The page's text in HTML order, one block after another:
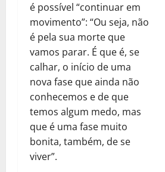
é possível “continuar em
movimento”: “Ou seja, não
é pela sua morte que
vamos parar. É que é, se
calhar, o início de uma
nova fase que ainda não
conhecemos e de que
temos algum medo, mas
que é uma fase muito
bonita, também, de se
viver”.